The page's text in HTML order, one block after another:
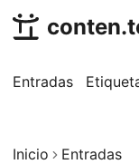
Entradas
Inicio Entradas